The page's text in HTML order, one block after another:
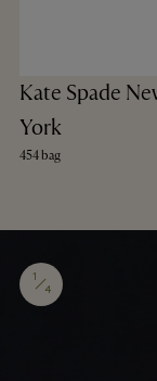
Kate Spade
York
454 bag
1
4